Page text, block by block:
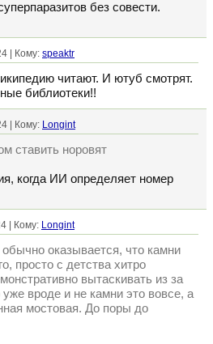
без совести.
| Кому: speaktr
читают. И ютуб смотрят.
библиотеки!!
| Кому: Longint
ставить норовят
когда ИИ определяет номер
| Кому: Longint
оказывается, что камни
просто с детства хитро
вытаскивать из за
уже вроде и не камни это вовсе, а
мостовая. До поры до